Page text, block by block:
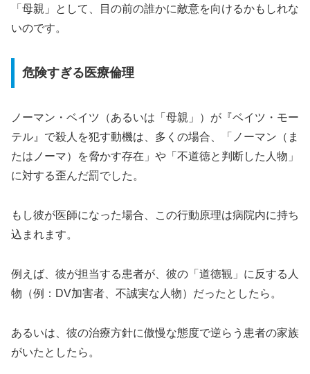
「母親」として、目の前の誰かに敵意を向けるかもしれな
いのです。
危険すぎる医療倫理
ノーマン・ベイツ（あるいは「母親」）が『ベイツ・モー
テル』で殺人を犯す動機は、多くの場合、「ノーマン（ま
たはノーマ）を脅かす存在」や「不道徳と判断した人物」
に対する歪んだ罰でした。
もし彼が医師になった場合、この行動原理は病院内に持ち
込まれます。
例えば、彼が担当する患者が、彼の「道徳観」に反する人
物（例：DV加害者、不誠実な人物）だったとしたら。
あるいは、彼の治療方針に傲慢な態度で逆らう患者の家族
がいたとしたら。